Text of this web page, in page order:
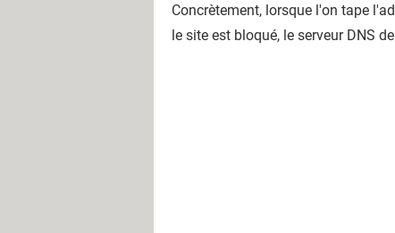
Concrètement, lorsque l'on tape
le site est bloqué, le serveur DNS